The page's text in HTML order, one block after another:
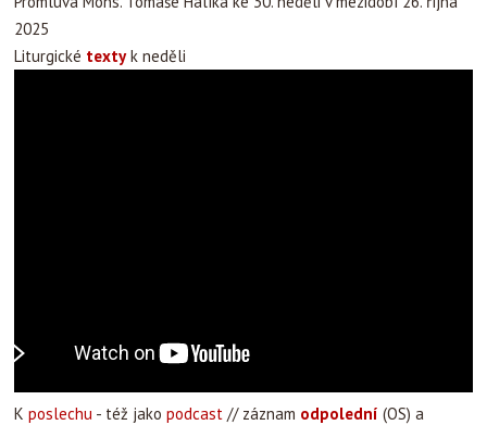
2025
Liturgické textyk neděli
K poslechu - též jako podcast // záznam odpolední (OS) a